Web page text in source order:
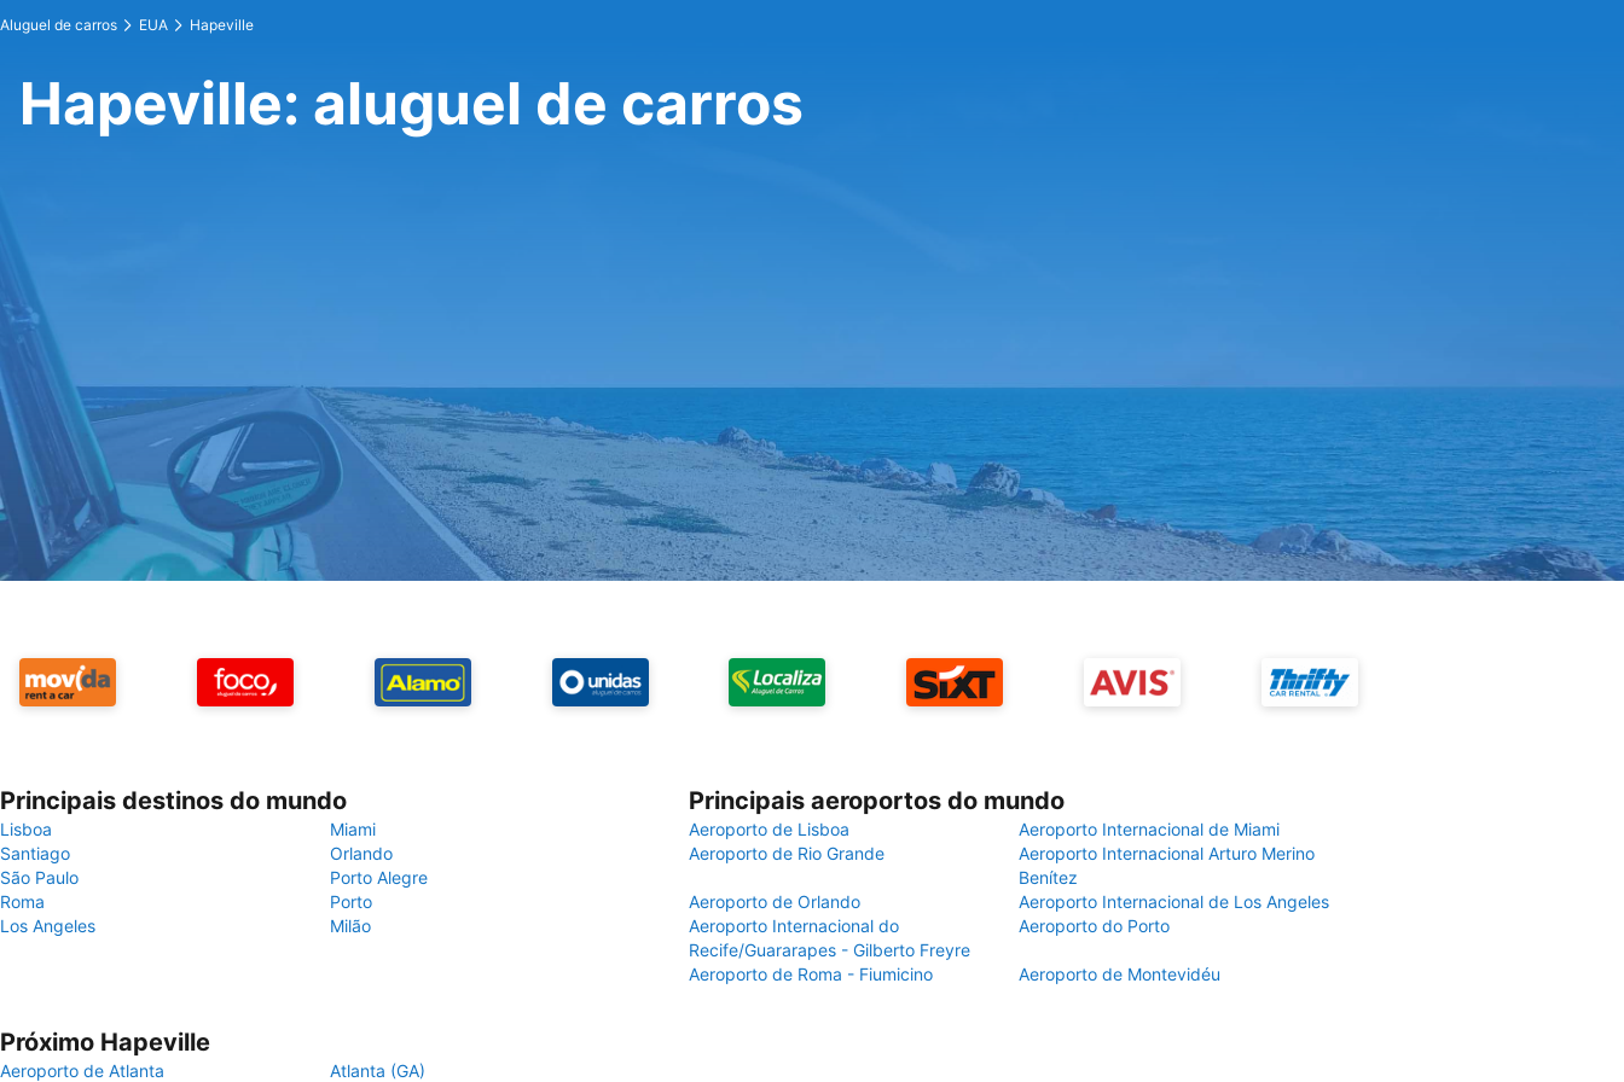
Aluguel de carros EUA Hapeville
Hapeville: aluguel de carros
Principais destinos do mundo
Lisboa
Miami
Santiago
Orlando
São Paulo
Porto Alegre
Roma
Porto
Los Angeles
Milão
Principais aeroportos do mundo
Aeroporto de Lisboa
Aeroporto Internacional de Miami
Aeroporto de Rio Grande
Aeroporto Internacional Arturo Merino
Benítez
Aeroporto de Orlando
Aeroporto Internacional de Los Angeles
Aeroporto Internacional do
Recife/Guararapes - Gilberto Freyre
Aeroporto do Porto
Aeroporto de Roma - Fiumicino Aeroporto de Montevidéu
Próximo Hapeville
Aeroporto de Atlanta Atlanta (GA)